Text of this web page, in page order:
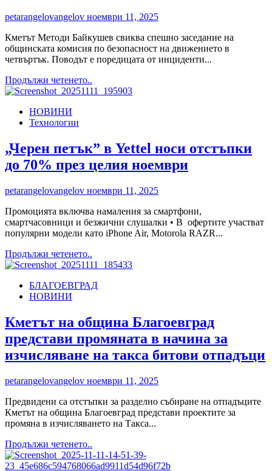
е
в
продукция
petarangelovangelov ноември 11, 2025
Кметът Методи Байкушев свиква спешно заседание на
общинската комисия по безопасност на движението в
четвъртък. Поводът е поредицата от инциденти...
Продължи четенето..
more
със
спешни
мерки
безопасност
движението
в
Благоевград
НОВИНИ
Технологии
„Черен петък” в Yettel носи отстъпки
до 70% през целия ноември
petarangelovangelov ноември 11, 2025
Промоцията включва намаления за смартфони,
смартчасовници и безжични слушалки • В офертите участват
популярни модели като iPhone Air, Motorola RAZR...
Продължи четенето..
more
„Черен
Yettel
носи
отстъпки
до
70%
целия
БЛАГОЕВГРАД
НОВИНИ
Кметът на община Благоевград
представи промяната в начина за
изчисляване на такса битови отпадъци
petarangelovangelov ноември 11, 2025
Предвидени са отстъпки за разделно събиране на отпадъците
Кметът на община Благоевград представи проектите за
промяна в изчисляването на Такса...
Продължи четенето..
more
about